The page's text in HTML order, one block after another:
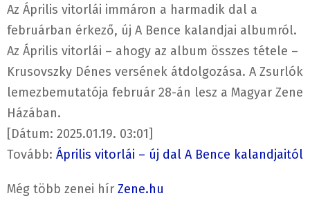
Az Április vitorlái immáron a harmadik dal a
februárban érkező, új A Bence kalandjai albumról.
Az Április vitorlái – ahogy az album összes tétele –
Krusovszky Dénes versének átdolgozása. A Zsurlók
lemezbemutatója február 28-án lesz a Magyar Zene
Házában.
[Dátum: 2025.01.19. 03:01]
Tovább: Április vitorlái – új dal A Bence kalandjaitól
Még több zenei hír Zene.hu